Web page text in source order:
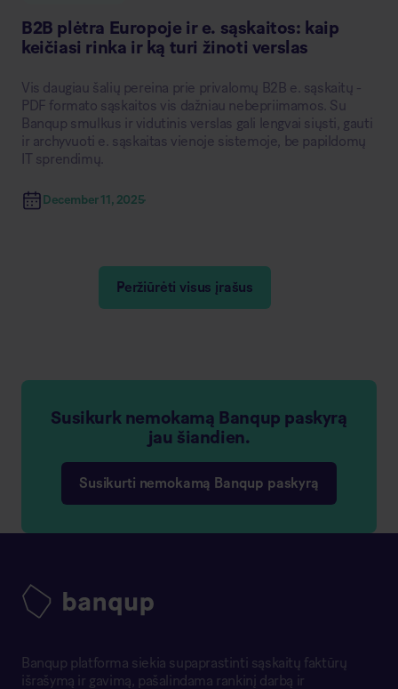
B2B plėtra Europoje ir e. sąskaitos: kaip
keičiasi rinka ir ką turi žinoti verslas
Vis daugiau šalių pereina prie privalomų B2B e. sąskaitų -
PDF formato sąskaitos vis dažniau nebepriimamos. Su
Banqup smulkus ir vidutinis verslas gali lengvai siųsti, gauti
ir archyvuoti e. sąskaitas vienoje sistemoje, be papildomų
IT sprendimų.
December 11, 2025
Peržiūrėti visus įrašus
Susikurk nemokamą Banqup paskyrą
jau šiandien.
Susikurti nemokamą Banqup paskyrą
Banqup platforma siekia supaprastinti sąskaitų faktūrų
išrašymą ir gavimą, pašalindama rankinį darbą ir